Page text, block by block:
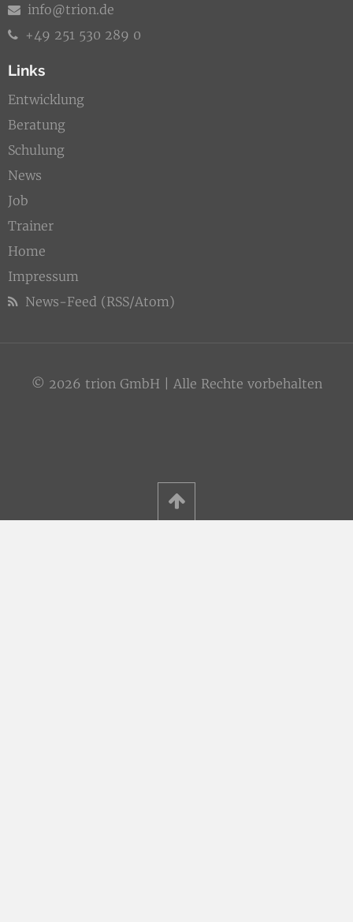
info@trion.de
+49 251 530 289 0
Links
Entwicklung
Beratung
Schulung
News
Job
Trainer
Home
Impressum
News-Feed (RSS/Atom)
© 2026 trion GmbH | Alle Rechte vorbehalten